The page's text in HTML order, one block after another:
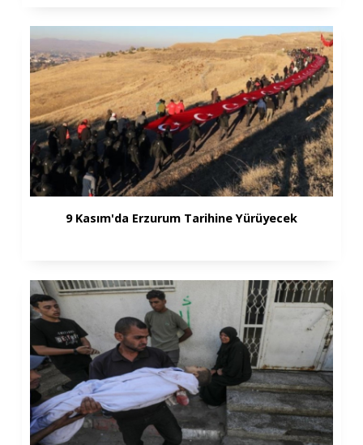
9 Kasım'da Erzurum Tarihine Yürüyecek